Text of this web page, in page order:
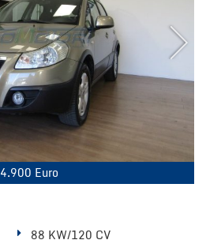
4.900 Euro
88 KW/120 CV